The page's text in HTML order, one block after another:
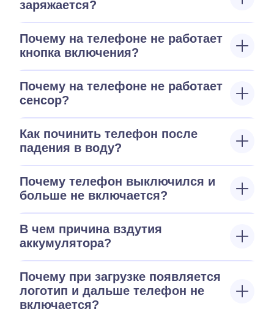
заряжается?
Почему на телефоне не работает
кнопка включения?
Почему на телефоне не работает
сенсор?
Как починить телефон после
падения в воду?
Почему телефон выключился и
больше не включается?
В чем причина вздутия
аккумулятора?
Почему при загрузке появляется
логотип и дальше телефон не
включается?